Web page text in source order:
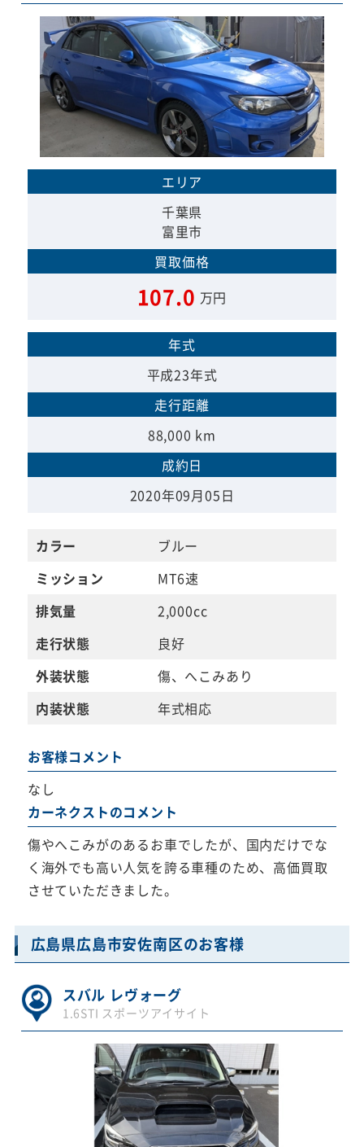
エリア
千葉県
富里市
買取価格
107.0 万円
年式
平成23年式
走行距離
88,000 km
成約日
2020年09月05日
カラー
ブルー
ミッション
MT6速
排気量
2,000cc
走行状態
良好
外装状態
傷、へこみあり
内装状態
年式相応
お客様コメント
なし
カーネクストのコメント
傷やへこみがのあるお車でしたが、国内だけでな
く海外でも高い人気を誇る車種のため、高価買取
させていただきました。
広島県広島市安佐南区のお客様
スバル レヴォーグ
1.6STI スポーツアイサイト